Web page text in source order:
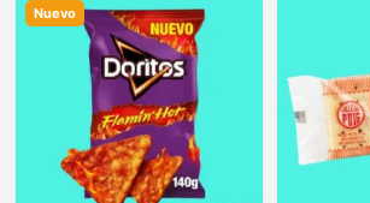
Nuevo